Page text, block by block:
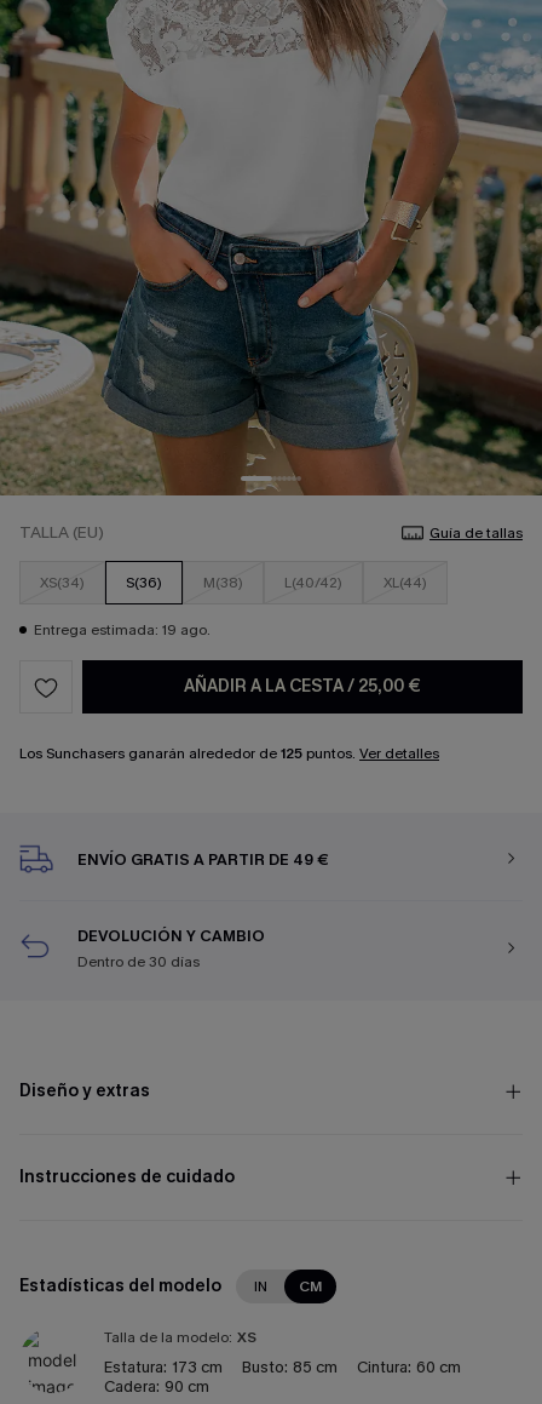
TALLA (EU) Guía de tallas
XS(34) S(36) M(38) L(40/42) XL(44)
Entrega estimada: 19 ago.
AÑADIR A LA CESTA/ 25,00 €
Los Sunchasers ganarán alrededor de125 puntos. Ver detalles
ENVÍO GRATIS A PARTIR DE 49 €
DEVOLUCIÓN Y CAMBIO
Dentro de 30 días
Diseño y extras
Instrucciones de cuidado
Estadísticas del modelo IN CM
Talla de la modelo: XS
Estatura: 173 cm Busto: 85 cm Cintura: 60 cm
Cadera: 90 cm